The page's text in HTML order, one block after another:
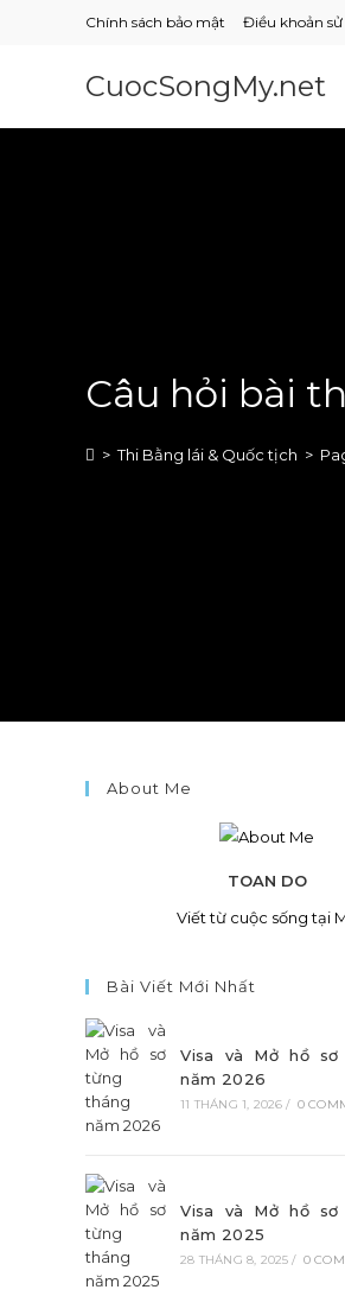
Chính sách bảo mật Điều khoản
CuocSongMy.net
Câu hỏi bài
> Thi Bằng lái & Quốc tịch >
About Me
TOAN DO
Viết từ cuộc sống tại
Bài Viết Mới Nhất
Visa và Mở hồ
năm 2026
11 THÁNG 1, 2026 / 0
Visa và Mở hồ
năm 2025
28 THÁNG 8, 2025 / 0